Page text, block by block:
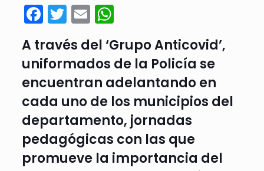
Facebook
Twitter
EmailWhatsApp
A través del ‘Grupo Anticovid’,
uniformados de la Policía se
encuentran adelantando en
cada uno de los municipios del
departamento, jornadas
pedagógicas con las que
promueve la importancia del